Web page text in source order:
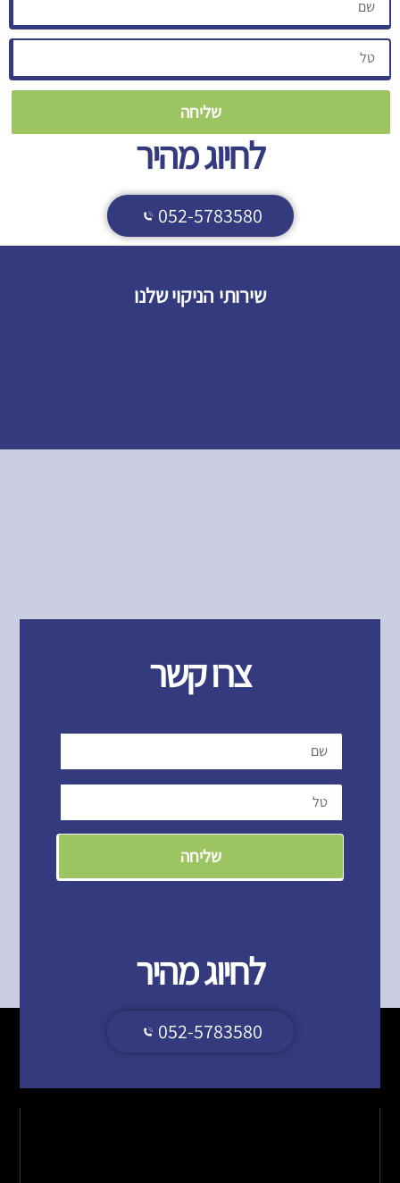
שליחה
לחיוג מהיר
052-5783580
שירותי הניקוי שלנו
צרו קשר
שליחה
לחיוג מהיר
052-5783580